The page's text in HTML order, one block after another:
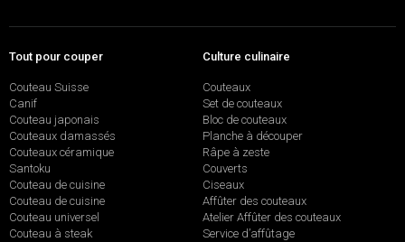
Tout pour couper
Couteau Suisse
Canif
Couteau japonais
Couteaux damassés
Couteaux céramique
Santoku
Couteau de cuisine
Couteau de cuisine
Couteau universel
Couteau à steak
Culture culinaire
Couteaux
Set de couteaux
Bloc de couteaux
Planche à découper
Râpe à zeste
Couverts
Ciseaux
Affûter des couteaux
Atelier Affûter des couteaux
Service d’affûtage